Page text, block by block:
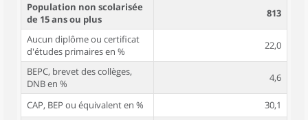
Population non scolarisée
de 15 ans ou plus
813
Aucun diplôme ou certificat
d'études primaires en %
22,0
BEPC, brevet des collèges,
DNB en %
4,6
CAP, BEP ou équivalent en %
30,1